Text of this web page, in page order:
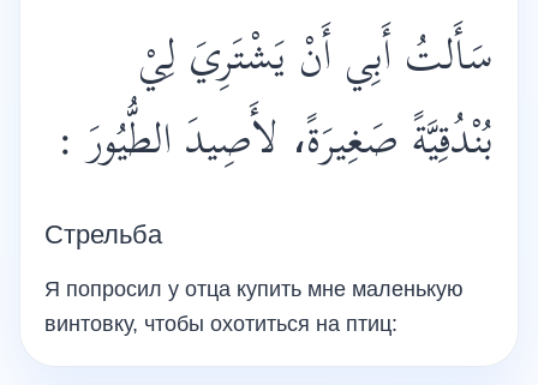
سَأَلتُ أَبِي أَنْ يَشْتَرِيَ لِيْ
بُنْدُقِيَّةً صَغِيرَةً، لأَصِيدَ الطُّيُورَ :
Стрельба
Я попросил у отца купить мне маленькую
винтовку, чтобы охотиться на птиц: